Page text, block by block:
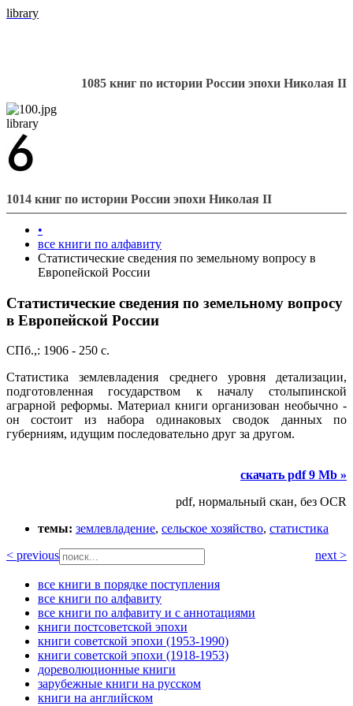
library
1085 книг по истории России эпохи Николая II
library
1014 книг по истории России эпохи Николая II
•
все книги по алфавиту
Статистические сведения по земельному вопросу в
Европейской России
Статистические сведения по земельному вопросу
в Европейской России
СПб.,: 1906 - 250 с.
Статистика землевладения среднего уровня детализации,
подготовленная государством к началу столыпинской
аграрной реформы. Материал книги организован необычно -
он состоит из набора одинаковых сводок данных по
губерниям, идущим последовательно друг за другом.
скачать pdf 9 Mb »
pdf, нормальный скан, без OCR
темы: землевладение, сельское хозяйство, статистика
< previous
next >
все книги в порядке поступления
все книги по алфавиту
все книги по алфавиту и с аннотациями
книги постсоветской эпохи
книги советской эпохи (1953-1990)
книги советской эпохи (1918-1953)
дореволюционные книги
зарубежные книги на русском
книги на английском